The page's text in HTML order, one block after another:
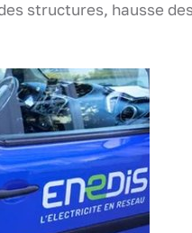
structures, hausse